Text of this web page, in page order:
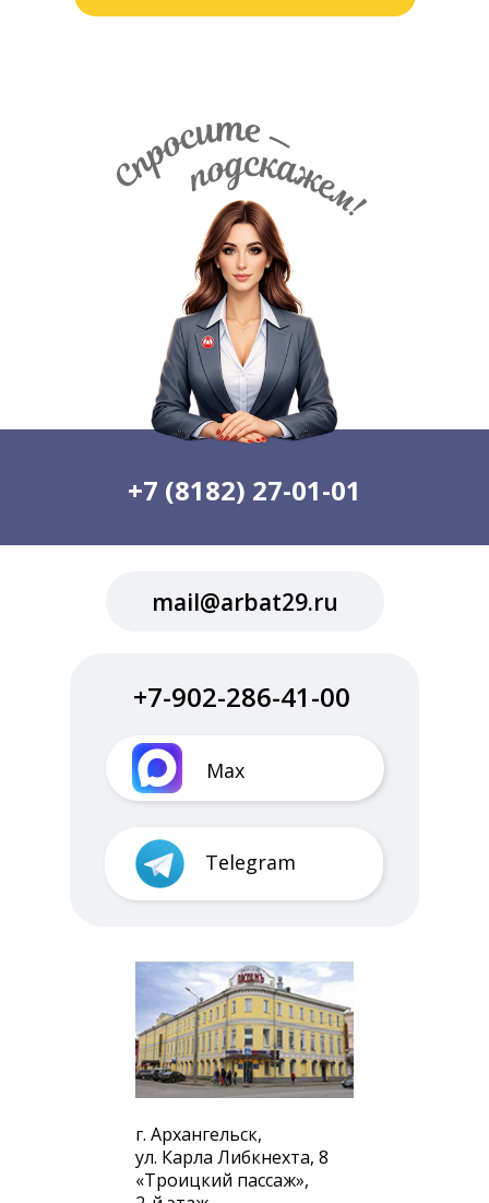
mail@arbat29.ru
+7 (8182) 27-01-01
Max
+7-902-286-41-00
Telegram
г. Архангельск,
ул. Карла Либкнехта, 8
«Троицкий пассаж»,